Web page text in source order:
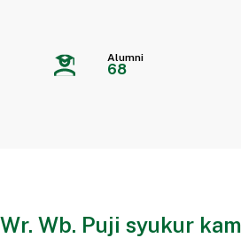
Alumni
68
Wb. Puji syukur